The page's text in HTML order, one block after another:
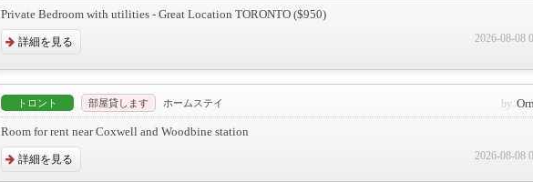
Private Bedroom with utilities - Great Location TORONTO ($950)
詳細を見る 2026-08-08
トロント 部屋貸します ホームステイ
Room for rent near Coxwell and Woodbine station
詳細を見る 2026-08-08